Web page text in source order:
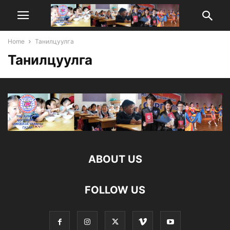
Home Танилцуулга
Танилцуулга
ABOUT US
FOLLOW US